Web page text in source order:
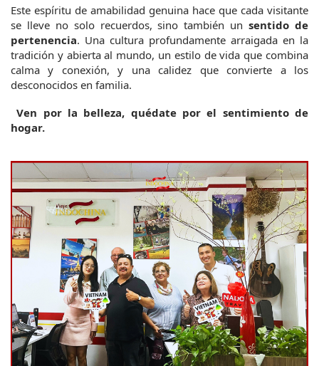
Este espíritu de amabilidad genuina hace que cada visitante
se lleve no solo recuerdos, sino también un sentido de
pertenencia. Una cultura profundamente arraigada en la
tradición y abierta al mundo, un estilo de vida que combina
calma y conexión, y una calidez que convierte a los
desconocidos en familia.
Ven por la belleza, quédate por el sentimiento de
hogar.